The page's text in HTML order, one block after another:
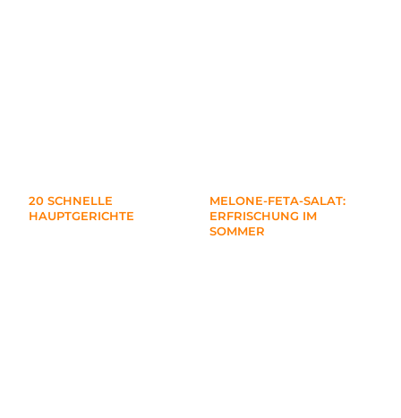
20 SCHNELLE
HAUPTGERICHTE
MELONE-FETA-SALAT:
ERFRISCHUNG IM
SOMMER